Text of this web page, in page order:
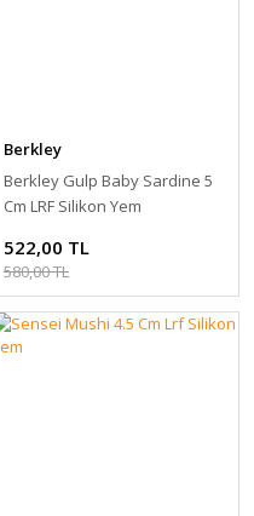
Berkley
Berkley Gulp Baby Sardine 5
Cm LRF Silikon Yem
522,00 TL
580,00 TL